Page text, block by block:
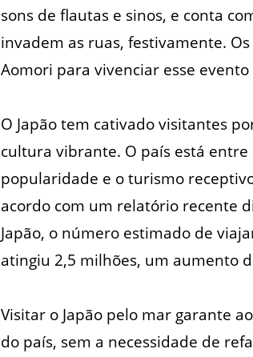
sons de flautas e sinos, e conta
invadem as ruas, festivamente.
Aomori para vivenciar esse
O Japão tem cativado visitantes
cultura vibrante. O país está
popularidade e o turismo
acordo com um relatório recente
Japão, o número estimado de
atingiu 2,5 milhões, um aumento
Visitar o Japão pelo mar garante
do país, sem a necessidade de